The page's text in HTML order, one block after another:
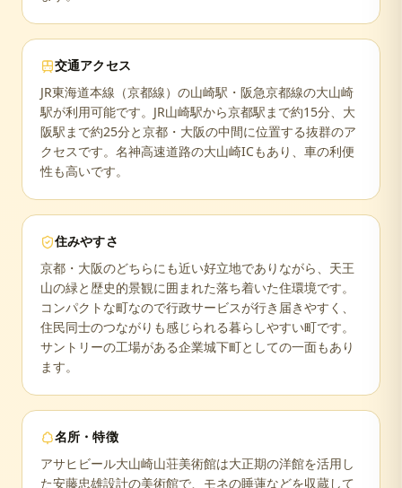
交通アクセス
JR東海道本線（京都線）の山崎駅・阪急京都線の大山崎
駅が利用可能です。JR山崎駅から京都駅まで約15分、大
阪駅まで約25分と京都・大阪の中間に位置する抜群のア
クセスです。名神高速道路の大山崎ICもあり、車の利便
性も高いです。
住みやすさ
京都・大阪のどちらにも近い好立地でありながら、天王
山の緑と歴史的景観に囲まれた落ち着いた住環境です。
コンパクトな町なので行政サービスが行き届きやすく、
住民同士のつながりも感じられる暮らしやすい町です。
サントリーの工場がある企業城下町としての一面もあり
ます。
名所・特徴
アサヒビール大山崎山荘美術館は大正期の洋館を活用し
た安藤忠雄設計の美術館で、モネの睡蓮などを収蔵して